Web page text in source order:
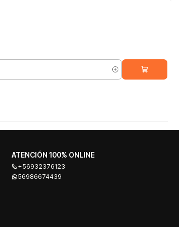
ATENCIÓN 100% ONLINE
+56932376123
56986674439